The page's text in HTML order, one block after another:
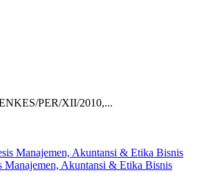
PER/XII/2010,...
Manajemen, Akuntansi & Etika Bisnis